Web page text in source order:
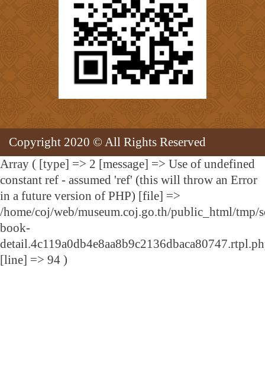
Copyright 2020 © All Rights Reserved
Array ( [type] => 2 [message] => Use of undefined
constant ref - assumed 'ref' (this will throw an Error
in a future version of PHP) [file] =>
/home/coj/web/museum.coj.go.th/public_html/tmp/
book-
[line] => 94 )